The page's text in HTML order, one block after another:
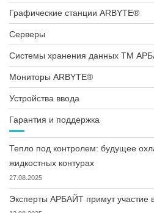
Графические станции ARBYTE®
Серверы
Системы хранения данных ТМ
Мониторы ARBYTE®
Устройства ввода
Гарантия и поддержка
Тепло под контролем: будущее
жидкостных контурах
27.08.2025
Эксперты АРБАЙТ примут участие